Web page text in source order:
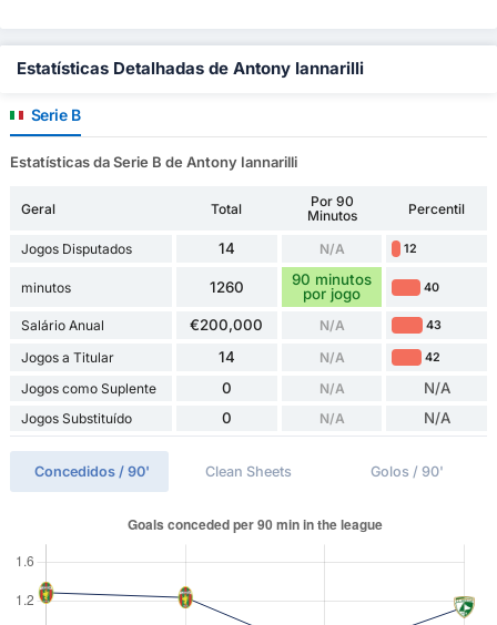
Estatísticas Detalhadas de Antony Iannarilli
Serie B
Estatísticas da Serie B de Antony Iannarilli
Geral Total
Por 90
Minutos
Percentil
Jogos Disputados 14 N/A 12
minutos 1260
90 minutos
por jogo
40
Salário Anual €200,000 N/A 43
Jogos a Titular 14 N/A 42
Jogos como Suplente 0 N/A N/A
Jogos Substituído 0 N/A N/A
Concedidos / 90' Clean Sheets Golos / 90'